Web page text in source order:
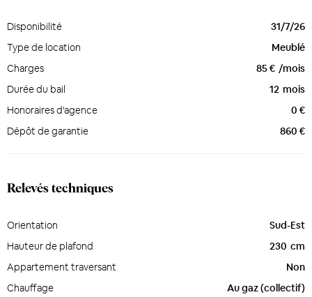
Disponibilité
31/7/26
Type de location
Meublé
Charges
85 € /mois
Durée du bail
12 mois
Honoraires d'agence
0 €
Dépôt de garantie
860 €
Relevés techniques
Orientation
Sud-Est
Hauteur de plafond
230 cm
Appartement traversant
Non
Chauffage
Au gaz (collectif)